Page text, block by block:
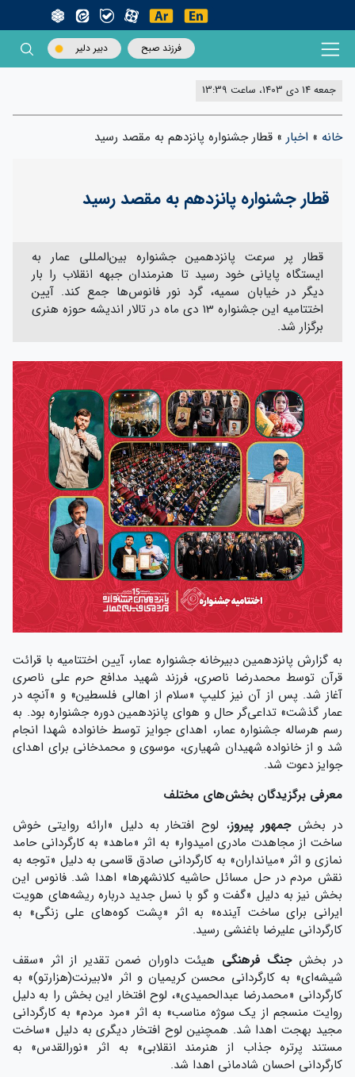
فرزند صبح دبیر دلیر
جمعه 14 دی 1403، ساعت 13:39
خانه » اخبار » قطار جشنواره پانزدهم به مقصد رسید
قطار جشنواره پانزدهم به مقصد رسید
قطار پر سرعت پانزدهمین جشنواره بین‌المللی عمار به
ایستگاه پایانی خود رسید تا هنرمندان جبهه انقلاب را بار
دیگر در خیابان سمیه، گرد نور فانوس‌ها جمع کند. آیین
اختتامیه این جشنواره 13 دی ماه در تالار اندیشه حوزه هنری
برگزار شد.
به گزارش پانزدهمین دبیرخانه جشنواره عمار، آیین اختتامیه با قرائت
قرآن توسط محمدرضا ناصری، فرزند شهید مدافع حرم علی ناصری
آغاز شد. پس از آن نیز کلیپ‌ «سلام از اهالی فلسطین» و «آنچه در
عمار گذشت» تداعی‌گر حال و هوای پانزدهمین دوره جشنواره بود. به
رسم هرساله جشنواره عمار، اهدای جوایز توسط خانواده شهدا انجام
شد و از خانواده شهیدان شهیاری، موسوی و محمدخانی برای اهدای
جوایز دعوت شد.
معرفی برگزیدگان بخش‌های مختلف
در بخشجمهور پیروز، لوح افتخار به دلیل «ارائه روایتی خوش
ساخت از مجاهدت مادری امیدوار» به اثر «ماهد» به کارگردانی حامد
نمازی و اثر «میانداران» به کارگردانی صادق قاسمی به دلیل «توجه به
نقش مردم در حل مسائل حاشیه کلانشهرها» اهدا شد. فانوس این
بخش نیز به دلیل «گفت و گو با نسل جدید درباره ریشه‌های هویت
ایرانی برای ساخت آینده» به اثر «پشت کوه‌های علی زنگی» به
کارگردانی علیرضا باغنشی رسید.
در بخشجنگ فرهنگی هیئت داوران ضمن تقدیر از اثر «سقف
شیشه‌ای» به کارگردانی محسن کریمیان و اثر «لابیرنت(هزارتو)» به
کارگردانی «محمدرضا عبدالحمیدی»، لوح افتخار این بخش را به دلیل
روایت منسجم از یک سوژه مناسب» به اثر «مرد مردم» به کارگردانی
مجید بهجت اهدا شد. همچنین لوح افتخار دیگری به دلیل «ساخت
مستند پرتره جذاب از هنرمند انقلابی» به اثر «نورالقدس» به
کارگردانی احسان شادمانی اهدا شد.